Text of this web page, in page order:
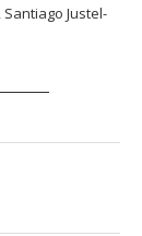
Justel-